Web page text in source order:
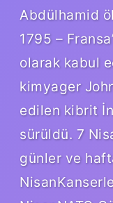
Abdülhamid
1795 –
olarak kabul
kimyager
edilen kibrit
sürüldü. 7
günler ve